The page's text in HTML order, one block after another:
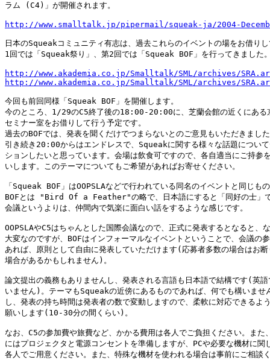
ラム (C4)」が開催されます。
http://www.smalltalk.jp/pipermail/squeak-ja/2004-
日本のSqueakコミュニティ有志は、過去これらのイベントの場をお借り
1回では「Squeak祭り」、第2回では「Squeak BOF」を行ってきました
http://www.akademia.co.jp/Smalltalk/SML/archives/
http://www.akademia.co.jp/Smalltalk/SML/archives/
今回も前回同様「Squeak BOF」を開催します。
今のところ、1/29のC5終了後の18:00-20:00に、芝蘭会館の近くにある
セミナー室をお借りして行う予定です。
過去のBOFでは、発表を聞くだけでつまらないとのご意見もいただきまし
引き続き20:00からはエンドレスで、Squeakに関する様々な話題につい
ションしたいと思っています。会場は飲食可ですので、各自適当にご持参
いします。このテーマについてもご希望があればお寄せください。
「Squeak BOF」はOOPSLAなどで行われている同名のイベントと同じも
BOFとは "Bird Of a Feather"の略で、日本語にすると「同好の士」
会議というよりは、仲間内で気楽に面白い話をするような感じです。
OOPSLAやC5はちゃんとした国際会議なので、正式に発表するとなると、
大変なのですが、BOFはインフォーマルなイベントということで、会議の
あれば、原則として自由に発表していただけます(応募者多数の場合はお断
場合があるかもしれません)。
論文提出の義務もありませんし、発表される言語も日本語で結構です(英語
いません)。テーマもSqueakの近傍にあるものであれば、何でも構いませ
し、発表の持ち時間は発表者の数で変動しますので、柔軟に対応できるよ
願いします(10-30分の間くらい)。
なお、C5の参加費や旅費など、かかる費用は各人でご負担ください。また
にはプロジェクタと電源コンセントを準備しますが、PCや必要な機材に関
各人でご用意ください。また、特殊な機材を使われる場合は事前にご相談